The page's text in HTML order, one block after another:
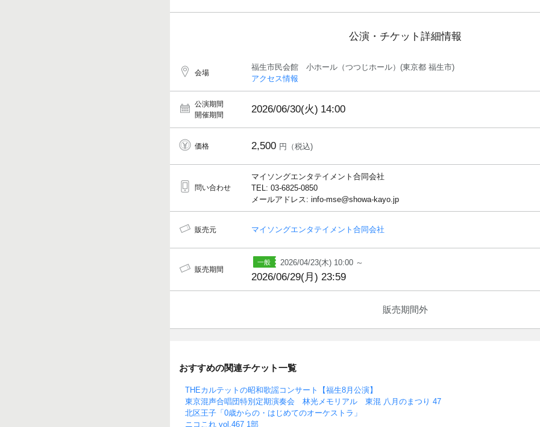
公演・チケット詳細情報
会場
福生市民会館 小ホール（つつじホール）(東京都 福生市)
アクセス情報
公演期間
開催期間
2026/06/30(火) 14:00
価格 2,500 円（税込)
問い合わせ
マイソングエンタテイメント合同会社
TEL: 03-6825-0850
メールアドレス: info-mse@showa-kayo.jp
販売元 マイソングエンタテイメント合同会社
販売期間
2026/04/23(木) 10:00 ～
2026/06/29(月) 23:59
販売期間外
おすすめの関連チケット一覧
THEカルテットの昭和歌謡コンサート【福生8月公演】
東京混声合唱団特別定期演奏会 林光メモリアル 東混 八月のまつり 47
北区王子「0歳からの・はじめてのオーケストラ」
ニコこれ vol.467 1部